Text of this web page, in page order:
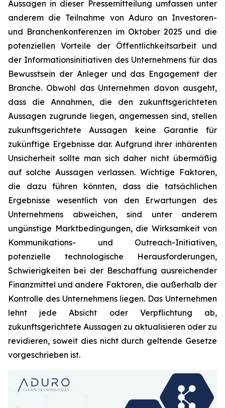
Aussagen in dieser Pressemitteilung umfassen unter
anderem die Teilnahme von Aduro an Investoren-
und Branchenkonferenzen im Oktober 2025 und die
potenziellen Vorteile der Öffentlichkeitsarbeit und
der Informationsinitiativen des Unternehmens für das
Bewusstsein der Anleger und das Engagement der
Branche. Obwohl das Unternehmen davon ausgeht,
dass die Annahmen, die den zukunftsgerichteten
Aussagen zugrunde liegen, angemessen sind, stellen
zukunftsgerichtete Aussagen keine Garantie für
zukünftige Ergebnisse dar. Aufgrund ihrer inhärenten
Unsicherheit sollte man sich daher nicht übermäßig
auf solche Aussagen verlassen. Wichtige Faktoren,
die dazu führen könnten, dass die tatsächlichen
Ergebnisse wesentlich von den Erwartungen des
Unternehmens abweichen, sind unter anderem
ungünstige Marktbedingungen, die Wirksamkeit von
Kommunikations- und Outreach-Initiativen,
potenzielle technologische Herausforderungen,
Schwierigkeiten bei der Beschaffung ausreichender
Finanzmittel und andere Faktoren, die außerhalb der
Kontrolle des Unternehmens liegen. Das Unternehmen
lehnt jede Absicht oder Verpflichtung ab,
zukunftsgerichtete Aussagen zu aktualisieren oder zu
revidieren, soweit dies nicht durch geltende Gesetze
vorgeschrieben ist.